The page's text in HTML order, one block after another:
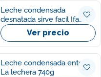
Leche condensada
desnatada sirve facil Ifa
eliges 450gVer precio
Leche condensada entera
La lechera 740g